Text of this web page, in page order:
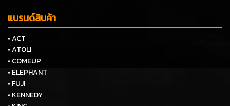
แบรนด์สินค้า
• ACT
• ATOLI
• COMEUP
• ELEPHANT
• FUJI
• KENNEDY